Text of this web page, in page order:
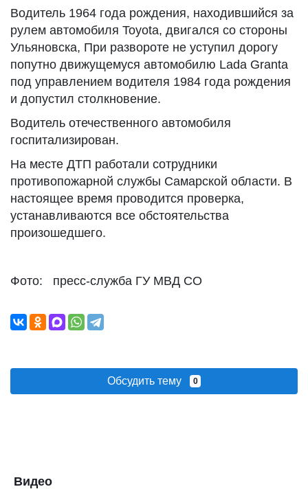
Водитель 1964 года рождения, находившийся за
рулем автомобиля Toyota, двигался со стороны
Ульяновска, При развороте не уступил дорогу
попутно движущемуся автомобилю Lada Granta
под управлением водителя 1984 года рождения
и допустил столкновение.
Водитель отечественного автомобиля
госпитализирован.
На месте ДТП работали сотрудники
противопожарной службы Самарской области. В
настоящее время проводится проверка,
устанавливаются все обстоятельства
произошедшего.
Фото: пресс-служба ГУ МВД СО
Обсудить тему 0
Видео